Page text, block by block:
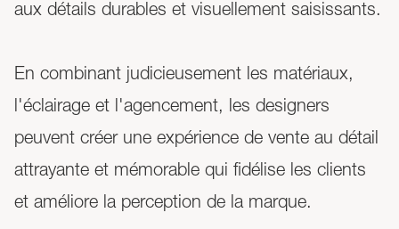
aux détails durables et visuellement saisissants.
En combinant judicieusement les matériaux,
l'éclairage et l'agencement, les designers
peuvent créer une expérience de vente au détail
attrayante et mémorable qui fidélise les clients
et améliore la perception de la marque.